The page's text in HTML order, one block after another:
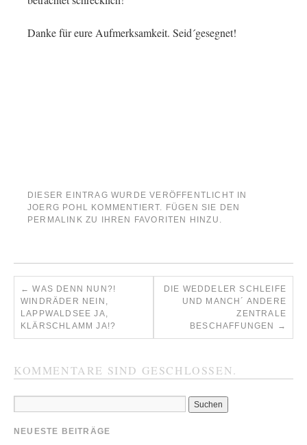
Danke für eure Aufmerksamkeit. Seid´gesegnet!
DIESER EINTRAG WURDE VERÖFFENTLICHT IN
JOERG POHL KOMMENTIERT. FÜGEN SIE DEN
PERMALINK ZU IHREN FAVORITEN HINZU.
← WAS DENN NUN?!
WINDRÄDER NEIN,
LAPPWALDSEE JA,
KLÄRSCHLAMM JA!?
DIE WEDDELER SCHLEIFE
UND MANCH´ ANDERE
ZENTRALE
BESCHAFFUNGEN
→
KOMMENTARE SIND GESCHLOSSEN.
NEUESTE BEITRÄGE